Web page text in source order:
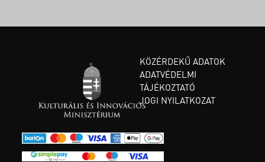
KÖZÉRDEKŰ ADATOK
ADATVÉDELMI
TÁJÉKOZTATÓ
JOGI NYILATKOZAT